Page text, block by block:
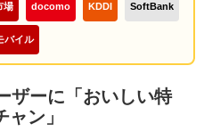
場 docomo KDDI SoftBank
バイル
ザーに「おいしい特
ン」